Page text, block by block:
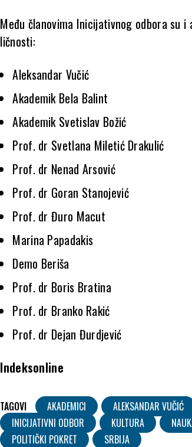
Među članovima Inicijativnog odbora su
ličnosti:
Aleksandar Vučić
Akademik Bela Balint
Akademik Svetislav Božić
Prof. dr Svetlana Miletić Drakulić
Prof. dr Nenad Arsović
Prof. dr Goran Stanojević
Prof. dr Đuro Macut
Marina Papadakis
Demo Beriša
Prof. dr Boris Bratina
Prof. dr Branko Rakić
Prof. dr Dejan Đurdjević
Indeksonline
TAGOVI AKADEMICI ALEKSANDAR VUČIĆ
INICIJATIVNI ODBOR
KULTURA
POLITIČKI POKRET
SRBIJA